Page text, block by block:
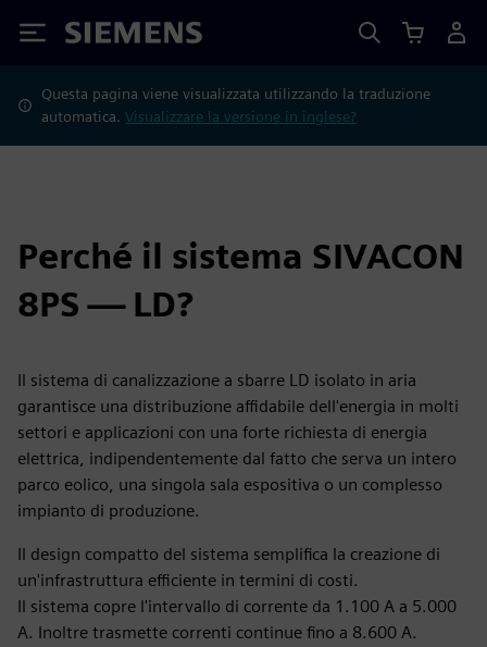
Siemens
Questa pagina viene visualizzata utilizzando la traduzione
automatica.Visualizzare la versione in inglese?
Perché il sistema SIVACON
8PS — LD?
Il sistema di canalizzazione a sbarre LD isolato in aria
garantisce una distribuzione affidabile dell'energia in molti
settori e applicazioni con una forte richiesta di energia
elettrica, indipendentemente dal fatto che serva un intero
parco eolico, una singola sala espositiva o un complesso
impianto di produzione.
Il design compatto del sistema semplifica la creazione di
un'infrastruttura efficiente in termini di costi.
Il sistema copre l'intervallo di corrente da 1.100 A a 5.000
A. Inoltre trasmette correnti continue fino a 8.600 A.